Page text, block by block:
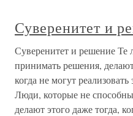
Суверенитет и
Суверенитет и решение
принимать решения,
когда не могут
Люди, которые не
делают этого даже тогда,